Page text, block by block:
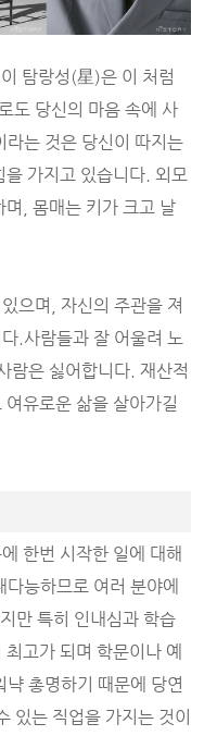
탐랑성(星)은 이 처럼
도 당신의 마음 속에 사
라는 것은 당신이 따지는
을 가지고 있습니다. 외모
, 몸매는 키가 크고 날
으며, 자신의 주관을 져
.사람들과 잘 어울려 노
람은 싫어합니다. 재산적
유로운 삶을 살아가길
한번 시작한 일에 대해
능하므로 여러 분야에
만 특히 인내심과 학습
고가 되며 학문이나 예
총명하기 때문에 당연
있는 직업을 가지는 것이